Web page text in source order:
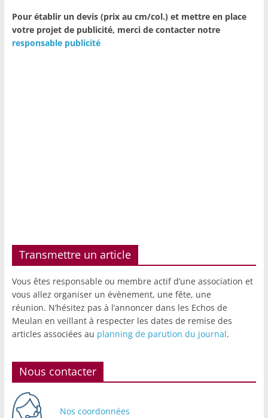
Pour établir un devis (prix au cm/col.) et mettre en place
votre projet de publicité, merci de contacter notre
responsable publicité
Transmettre un article
Vous êtes responsable ou membre actif d’une association et
vous allez organiser un évènement, une fête, une
réunion. N’hésitez pas à l’annoncer dans les Echos de
Meulan en veillant à respecter les dates de remise des
articles associées au planning de parution du journal.
Nous contacter
Nos coordonnées